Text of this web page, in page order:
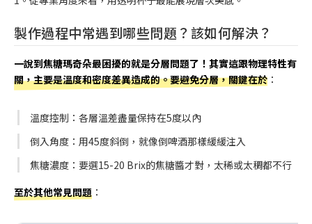
製作過程中常遇到哪些問題？該如何解決？
一說到焦糖瑪奇朵最困擾的就是分層問題了！其實這跟物理特性有
關，主要是溫度和密度差異造成的。要避免分層，關鍵在於 ：
溫度控制：各層溫差盡量保持在5度以內
倒入角度：用45度斜倒，就像倒啤酒那樣緩緩注入
焦糖濃度：要選15-20 Brix的焦糖醬才對，太稀或太稠都不行
至於其他常見問題 ：